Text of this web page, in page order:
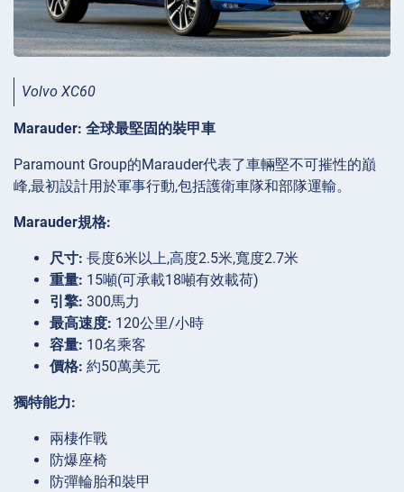
Volvo XC60
Marauder: 全球最堅固的裝甲車
Paramount Group的Marauder代表了車輛堅不可摧性的巔
峰,最初設計用於軍事行動,包括護衛車隊和部隊運輸。
Marauder規格:
尺寸: 長度6米以上,高度2.5米,寬度2.7米
重量: 15噸(可承載18噸有效載荷)
引擎: 300馬力
最高速度: 120公里/小時
容量: 10名乘客
價格: 約50萬美元
獨特能力:
兩棲作戰
防爆座椅
防彈輪胎和裝甲